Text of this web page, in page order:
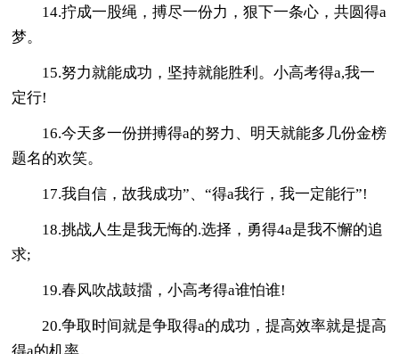
14.拧成一股绳，搏尽一份力，狠下一条心，共圆得a
梦。
15.努力就能成功，坚持就能胜利。小高考得a,我一
定行!
16.今天多一份拼搏得a的努力、明天就能多几份金榜
题名的欢笑。
17.我自信，故我成功”、“得a我行，我一定能行”!
18.挑战人生是我无悔的.选择，勇得4a是我不懈的追
求;
19.春风吹战鼓擂，小高考得a谁怕谁!
20.争取时间就是争取得a的成功，提高效率就是提高
得a的机率。